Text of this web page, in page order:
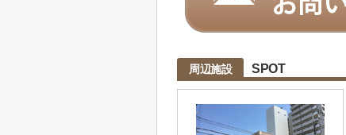
周辺施設 SPOT